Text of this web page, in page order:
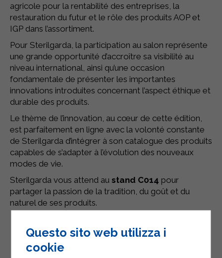
agricole pour la rentabilité des entreprises, la
restauration du futur et le rôle des produits AOP et
IGP dans l’assortiment.
Pour Sterilgarda, la participation au salon représente
une grande opportunité d’accroître sa visibilité au
niveau international, ainsi qu’une occasion
fondamentale de présenter les importantes
innovations introduites concernant l’aspect éthique et
durable des produits.
Le thème de l’innovation, au cœur de cette édition,
est parfaitement en ligne avec la volonté constante
de Sterilgarda d’intégrer à son catalogue des produits
capables de s’adapter à l’évolution des nouveaux
modes de vie.
Sterilgarda vous attend au stand C014 pour
partager la passion de la tradition, du goût et du
naturel de ses produits.
Questo sito web utilizza i
cookie